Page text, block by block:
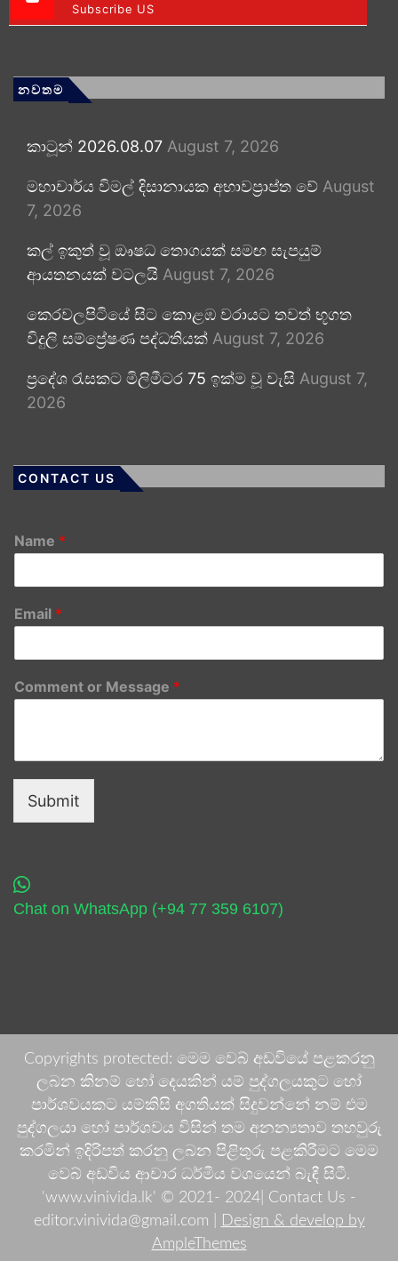
Subscribe US
නවතම
කාටූන් 2026.08.07 August 7, 2026
මහාචාර්ය විමල් දිසානායක අභාවප්‍රාප්ත වේ August
7, 2026
කල් ඉකුත් වූ ඖෂධ තොගයක් සමඟ සැපයුම්
ආයතනයක් වටලයි August 7, 2026
කෙරවලපිටියේ සිට කොළඹ වරායට තවත් භූගත
විදුලි සම්ප්‍රේෂණ පද්ධතියක් August 7, 2026
ප්‍රදේශ රැසකට මිලිමීටර 75 ඉක්ම වූ වැසි August 7,
2026
CONTACT US
Name *
Email *
Comment or Message *
Submit
Chat on WhatsApp (+94 77 359 6107)
Copyrights protected: මෙම වෙබ් අඩවියේ පළකරනු
ලබන කිනම් හෝ දෙයකින් යම් පුද්ගලයකුට හෝ
පාර්ශවයකට යම්කිසි අගතියක් සිදුවන්නේ නම් එම
පුද්ගලයා හෝ පාර්ශවය විසින් තම අනන්‍යතාව තහවුරු
කරමින් ඉදිරිපත් කරනු ලබන පිළිතුරු පළකිරීමට මෙම
වෙබ් අඩවිය ආචාර ධර්මීය වශයෙන් බැඳී සිටී.
'www.vinivida.lk' © 2021- 2024| Contact Us -
editor.vinivida@gmail.com |
Design & develop by
AmpleThemes